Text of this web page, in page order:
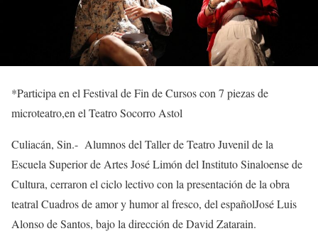
*Participa en el Festival de Fin de Cursos con 7 piezas de
microteatro,en el Teatro Socorro Astol
Culiacán, Sin.- Alumnos del Taller de Teatro Juvenil de la
Escuela Superior de Artes José Limón del Instituto Sinaloense de
Cultura, cerraron el ciclo lectivo con la presentación de la obra
teatral Cuadros de amor y humor al fresco, del españolJosé Luis
Alonso de Santos, bajo la dirección de David Zatarain.